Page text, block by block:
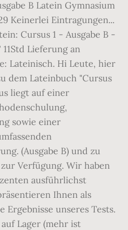
B Latein Gymnasium
Keinerlei Eintragungen...
Cursus 1 - Ausgabe B -
11Std Lieferung an
Lateinisch. Hi Leute, hier
dem Lateinbuch "Cursus
liegt auf einer
sowie einer
(Ausgabe B) und zu
zur Verfügung. Wir haben
ausführlichst
Ihnen als
Ergebnisse unseres Tests.
Lager (mehr ist